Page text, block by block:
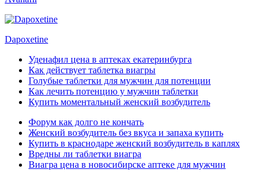
Dapoxetine
Уденафил цена в аптеках екатеринбурга
Как действует таблетка виагры
Голубые таблетки для мужчин для потенции
Как лечить потенцию у мужчин таблетки
Купить моментальный женский возбудитель
Форум как долго не кончать
Женский возбудитель без вкуса и запаха купить
Купить в краснодаре женский возбудитель в каплях
Вредны ли таблетки виагра
Виагра цена в новосибирске аптеке для мужчин